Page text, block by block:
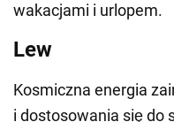
wakacjami i urlopem.
Lew
Kosmiczna energia
i dostosowania się do